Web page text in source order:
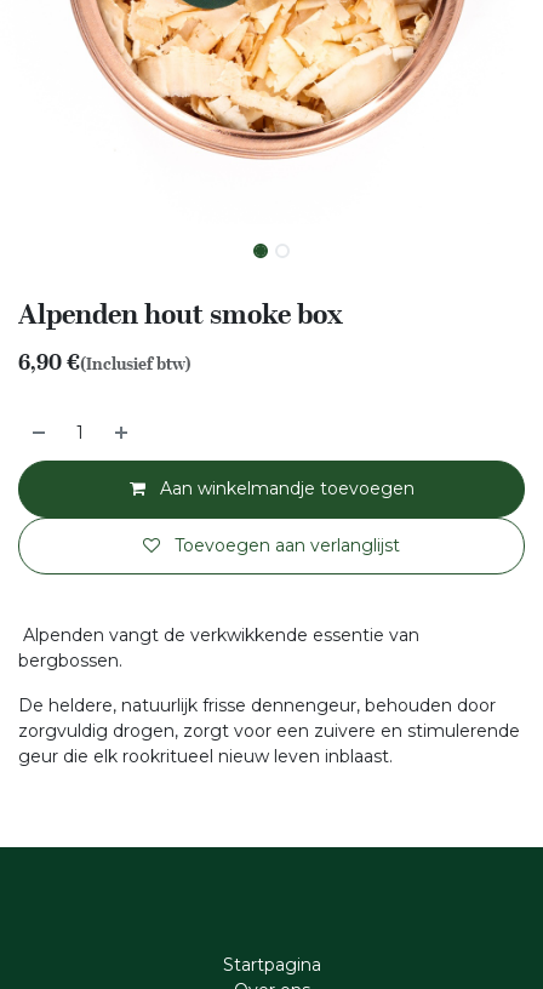
Alpenden hout smoke box
6,90€(Inclusief btw)
Aan winkelmandje toevoegen
Toevoegen aan verlanglijst
Alpenden vangt de verkwikkende essentie van
bergbossen.
De heldere, natuurlijk frisse dennengeur, behouden door
zorgvuldig drogen, zorgt voor een zuivere en stimulerende
geur die elk rookritueel nieuw leven inblaast.
Startpagina